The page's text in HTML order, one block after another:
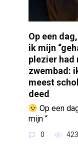
Op een
ik mijn
plezier had
zwembad:
meest
deed
Op een
mijn “
0 423